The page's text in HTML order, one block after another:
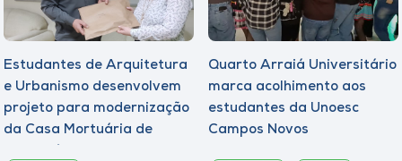
Estudantes de Arquitetura
e Urbanismo desenvolvem
projeto para modernização
da Casa Mortuária de
Quarto Arraiá Universitário
marca acolhimento aos
estudantes da Unoesc
Campos Novos